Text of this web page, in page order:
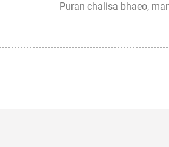
Puran chalisa bhaeo,